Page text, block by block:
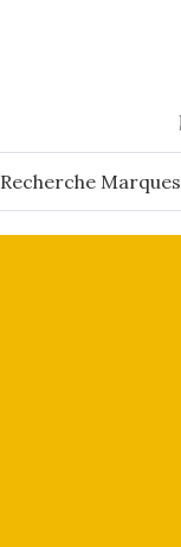
Recherche Marques